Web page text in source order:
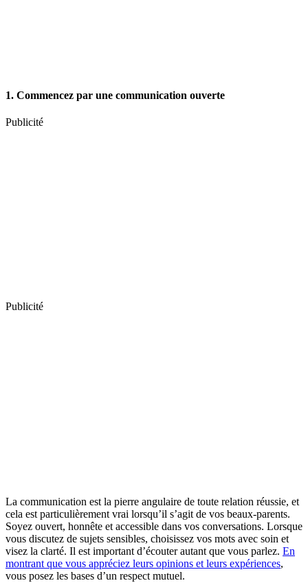
1. Commencez par une communication ouverte
Publicité
Publicité
La communication est la pierre angulaire de toute relation réussie, et
cela est particulièrement vrai lorsqu’il s’agit de vos beaux-parents.
Soyez ouvert, honnête et accessible dans vos conversations. Lorsque
vous discutez de sujets sensibles, choisissez vos mots avec soin et
visez la clarté. Il est important d’écouter autant que vous parlez. En
montrant que vous appréciez leurs opinions et leurs expériences,
vous posez les bases d’un respect mutuel.